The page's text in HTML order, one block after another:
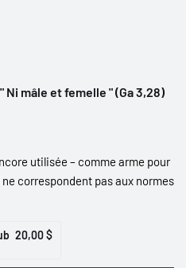
mâle et femelle " (Ga 3,28)
utilisée – comme arme pour
correspondent pas aux normes
20,00 $